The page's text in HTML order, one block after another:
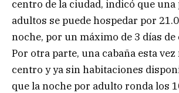
centro de la ciudad, indicó que una
adultos se puede hospedar por
noche, por un máximo de 3 días de
Por otra parte, una cabaña esta
centro y ya sin habitaciones
que la noche por adulto ronda los